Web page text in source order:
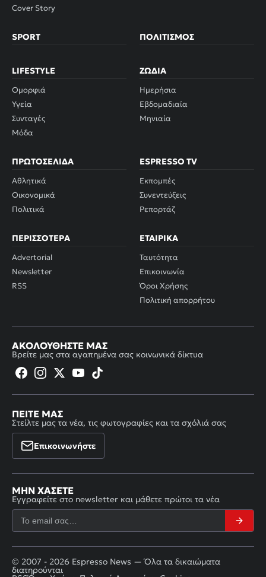
Cover Story
SPORT ΠΟΛΙΤΙΣΜΌΣ
LIFESTYLE
Ομορφιά
Υγεία
Συνταγές
Μόδα
ΖΏΔΙΑ
Ημερήσια
Εβδομαδιαία
Μηνιαία
ΠΡΩΤΟΣΈΛΙΔΑ
Αθλητικά
Οικονομικά
Πολιτικά
ESPRESSO TV
Εκπομπές
Συνεντεύξεις
Ρεπορτάζ
ΠΕΡΙΣΣΌΤΕΡΑ
Advertorial
Newsletter
RSS
ΕΤΑΙΡΙΚΆ
Ταυτότητα
Επικοινωνία
Όροι Χρήσης
Πολιτική απορρήτου
ΑΚΟΛΟΥΘΉΣΤΕ ΜΑΣ
Βρείτε μας στα αγαπημένα σας κοινωνικά δίκτυα
ΠΕΊΤΕ ΜΑΣ
Στείλτε μας τα νέα, τις φωτογραφίες και τα σχόλιά σας
Επικοινωνήστε
ΜΗΝ ΧΆΣΕΤΕ
Εγγραφείτε στο newsletter και μάθετε πρώτοι τα νέα
© 2007 - 2026 Espresso News — Όλα τα δικαιώματα
διατηρούνται